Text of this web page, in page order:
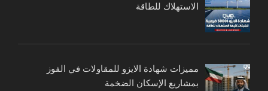
الاستهلاك للطاقة
مميزات شهادة الايزو للمقاولات في الفوز
بمشاريع الإسكان الضخمة